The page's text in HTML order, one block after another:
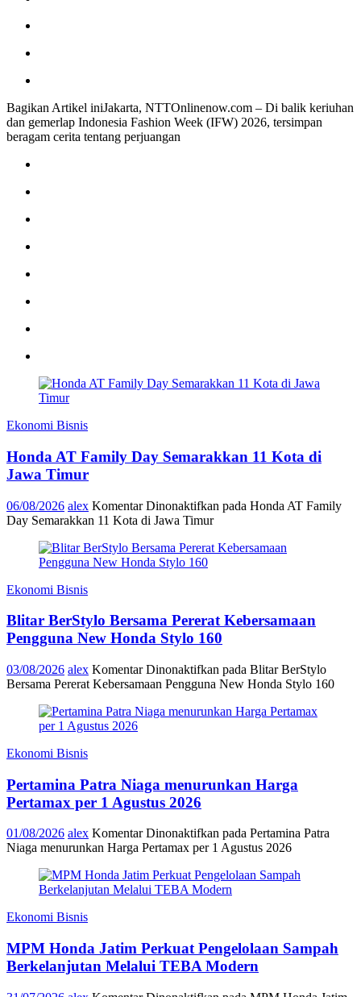
Bagikan Artikel iniJakarta, NTTOnlinenow.com – Di balik keriuhan
dan gemerlap Indonesia Fashion Week (IFW) 2026, tersimpan
beragam cerita tentang perjuangan
Ekonomi Bisnis
Honda AT Family Day Semarakkan 11 Kota di
Jawa Timur
06/08/2026 alex Komentar Dinonaktifkan pada Honda AT Family
Day Semarakkan 11 Kota di Jawa Timur
Ekonomi Bisnis
Blitar BerStylo Bersama Pererat Kebersamaan
Pengguna New Honda Stylo 160
03/08/2026 alex Komentar Dinonaktifkan pada Blitar BerStylo
Bersama Pererat Kebersamaan Pengguna New Honda Stylo 160
Ekonomi Bisnis
Pertamina Patra Niaga menurunkan Harga
Pertamax per 1 Agustus 2026
01/08/2026 alex Komentar Dinonaktifkan pada Pertamina Patra
Niaga menurunkan Harga Pertamax per 1 Agustus 2026
Ekonomi Bisnis
MPM Honda Jatim Perkuat Pengelolaan Sampah
Berkelanjutan Melalui TEBA Modern